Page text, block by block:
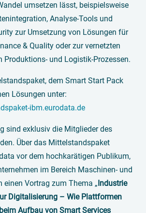
umsetzen lässt, beispielsweise
Analyse-Tools und
zur Umsetzung von Lösungen für
& Quality oder zur vernetzten
Produktions- und Logistik-Prozessen.
dem Smart Start Pack
Lösungen unter:
ibm.eurodata.de
sind exklusiv die Mitglieder des
Über das Mittelstandspaket
vor dem hochkarätigen Publikum,
im Bereich Maschinen- und
einen Vortrag zum Thema „ Industrie
Digitalisierung – Wie Plattformen
Aufbau von Smart Services